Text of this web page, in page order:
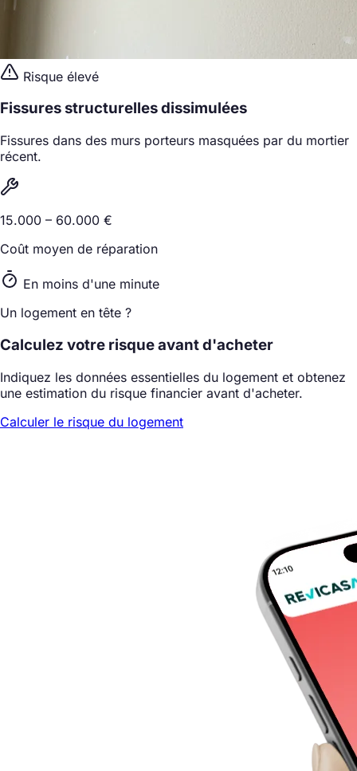
Risque élevé
Fissures structurelles dissimulées
Fissures dans des murs porteurs masquées par du mortier
récent.
15.000 – 60.000 €
Coût moyen de réparation
En moins d'une minute
Un logement en tête ?
Calculez votre risque avant d'acheter
Indiquez les données essentielles du logement et obtenez
une estimation du risque financier avant d'acheter.
Calculer le risque du logement